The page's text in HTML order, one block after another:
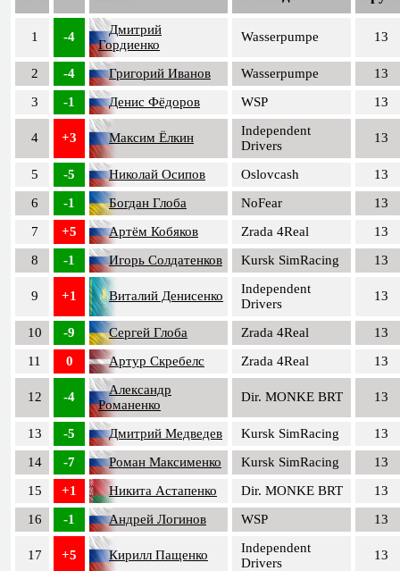
1 -4
Дмитрий
Гордиенко
Wasserpumpe 13
2 -4 Григорий Иванов Wasserpumpe
13
3
-1 Денис Фёдоров WSP 13
4 +3 Максим Ёлкин
Independent
Drivers
13
5 -5 Николай Осипов Oslovcash
13
6
-1 Богдан Глоба NoFear
13
7
+5 Артём Кобяков Zrada 4Real
13
8
-1 Игорь Солдатенков Kursk SimRacing 13
9 +1 Виталий Денисенко
Independent
Drivers
13
10 -9 Сергей Глоба Zrada 4Real
13
11
0 Артур Скребелс Zrada 4Real 13
12 -4
Александр
Романенко
Dir. MONKE BRT 13
13 -5 Дмитрий Медведев Kursk SimRacing
13
14
-7 Роман Максименко Kursk SimRacing
13
15
+1 Никита Астапенко Dir. MONKE BRT
13
16
-1 Андрей Логинов WSP 13
17 +5 Кирилл Пащенко
Independent
Drivers
13